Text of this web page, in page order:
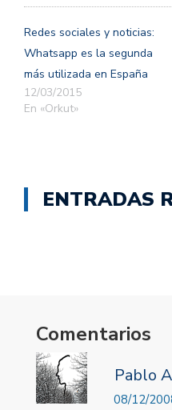
Redes sociales y noticias:
Whatsapp es la segunda
más utilizada en España
12/03/2015
En «Orkut»
ENTRADAS
Comentarios
Pablo
08/12/